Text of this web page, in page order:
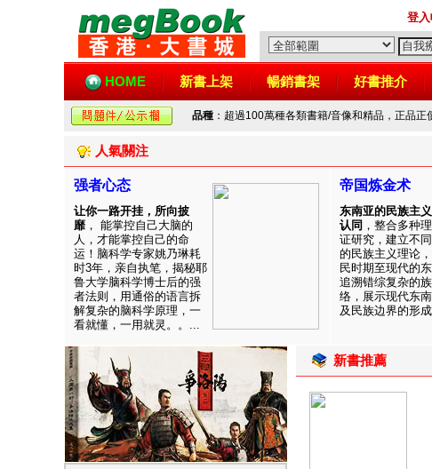
登
HOME 新書上架 暢銷書架 好書推介
品種 ：超過100萬種各類書籍/音像和精品，正品
人氣關注
强者心态
让你一路开挂，所向披
靡 ， 能掌控自己大脑的
人，才能掌控自己的命
运！脑科学专家姚乃琳耗
时3年，亲自执笔，揭秘耶
鲁大学脑科学博士后的强
者法则，用通俗的语言拆
解复杂的脑科学原理，一
看就懂，一用就灵。。...
帝国炼金术
东南亚的民族主
认同 ，整合多种
证研究，建立不
的民族主义理论
民时期至现代的东
追溯错综复杂的
络，展示现代东
及民族边界的形
新書推薦